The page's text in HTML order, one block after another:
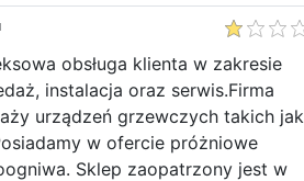
obsługa klienta w zakresie
instalacja oraz serwis.Firma
urządzeń grzewczych takich jak
w ofercie próżniowe
Sklep zaopatrzony jest w